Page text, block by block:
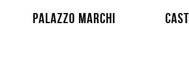
Palazzo Marchi